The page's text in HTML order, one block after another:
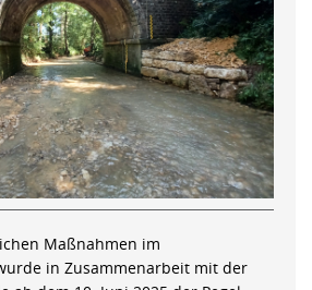
Maßnahmen im
in Zusammenarbeit mit der